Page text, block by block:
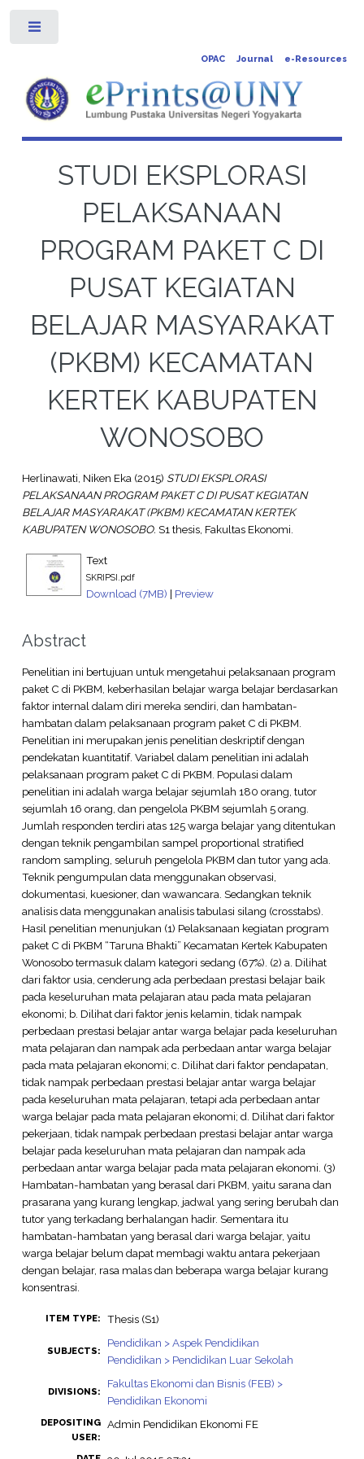
OPAC Journal e-Resources
STUDI EKSPLORASI
PELAKSANAAN
PROGRAM PAKET C DI
PUSAT KEGIATAN
BELAJAR MASYARAKAT
(PKBM) KECAMATAN
KERTEK KABUPATEN
WONOSOBO
Herlinawati, Niken Eka(2015) STUDI EKSPLORASI
PELAKSANAAN PROGRAM PAKET C DI PUSAT KEGIATAN
BELAJAR MASYARAKAT (PKBM) KECAMATAN KERTEK
KABUPATEN WONOSOBO. S1 thesis, Fakultas Ekonomi.
Text
SKRIPSI.pdf
Download (7MB) | Preview
Abstract
Penelitian ini bertujuan untuk mengetahui pelaksanaan program
paket C di PKBM, keberhasilan belajar warga belajar berdasarkan
faktor internal dalam diri mereka sendiri, dan hambatan-
hambatan dalam pelaksanaan program paket C di PKBM.
Penelitian ini merupakan jenis penelitian deskriptif dengan
pendekatan kuantitatif. Variabel dalam penelitian ini adalah
pelaksanaan program paket C di PKBM. Populasi dalam
penelitian ini adalah warga belajar sejumlah 180 orang, tutor
sejumlah 16 orang, dan pengelola PKBM sejumlah 5 orang.
Jumlah responden terdiri atas 125 warga belajar yang ditentukan
dengan teknik pengambilan sampel proportional stratified
random sampling, seluruh pengelola PKBM dan tutor yang ada.
Teknik pengumpulan data menggunakan observasi,
dokumentasi, kuesioner, dan wawancara. Sedangkan teknik
analisis data menggunakan analisis tabulasi silang (crosstabs).
Hasil penelitian menunjukan (1) Pelaksanaan kegiatan program
paket C di PKBM “Taruna Bhakti” Kecamatan Kertek Kabupaten
Wonosobo termasuk dalam kategori sedang (67%). (2) a. Dilihat
dari faktor usia, cenderung ada perbedaan prestasi belajar baik
pada keseluruhan mata pelajaran atau pada mata pelajaran
ekonomi; b. Dilihat dari faktor jenis kelamin, tidak nampak
perbedaan prestasi belajar antar warga belajar pada keseluruhan
mata pelajaran dan nampak ada perbedaan antar warga belajar
pada mata pelajaran ekonomi; c. Dilihat dari faktor pendapatan,
tidak nampak perbedaan prestasi belajar antar warga belajar
pada keseluruhan mata pelajaran, tetapi ada perbedaan antar
warga belajar pada mata pelajaran ekonomi; d. Dilihat dari faktor
pekerjaan, tidak nampak perbedaan prestasi belajar antar warga
belajar pada keseluruhan mata pelajaran dan nampak ada
perbedaan antar warga belajar pada mata pelajaran ekonomi. (3)
Hambatan-hambatan yang berasal dari PKBM, yaitu sarana dan
prasarana yang kurang lengkap, jadwal yang sering berubah dan
tutor yang terkadang berhalangan hadir. Sementara itu
hambatan-hambatan yang berasal dari warga belajar, yaitu
warga belajar belum dapat membagi waktu antara pekerjaan
dengan belajar, rasa malas dan beberapa warga belajar kurang
konsentrasi.
ITEM TYPE: Thesis (S1)
SUBJECTS:
Pendidikan > Aspek Pendidikan
Pendidikan > Pendidikan Luar Sekolah
DIVISIONS:
Fakultas Ekonomi dan Bisnis (FEB) >
Pendidikan Ekonomi
DEPOSITING
USER:
Admin Pendidikan Ekonomi FE